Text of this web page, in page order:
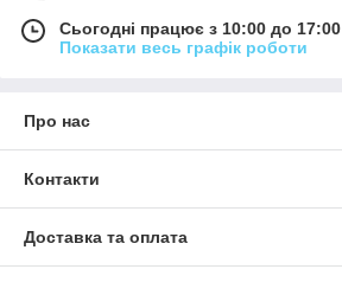
Сьогодні працює з 10:00 до 17:00
Показати весь графік роботи
Про нас
Контакти
Доставка та оплата